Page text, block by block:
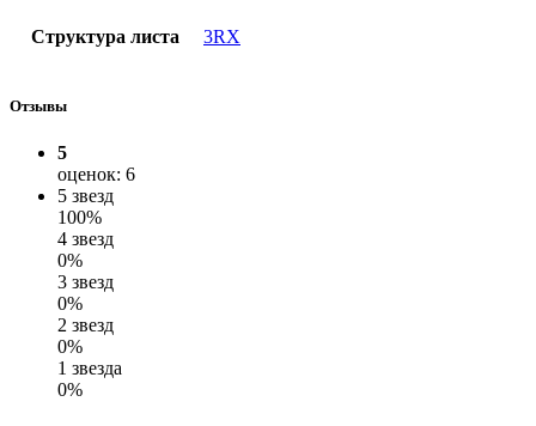
Структура листа 3RX
Отзывы
5
оценок: 6
5 звезд
100%
4 звезд
0%
3 звезд
0%
2 звезд
0%
1 звезда
0%